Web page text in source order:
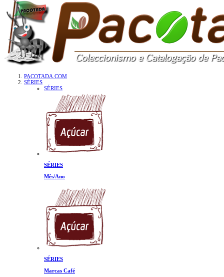
PACOTADA.COM
SÉRIES
SÉRIES
SÉRIES
Mês/Ano
SÉRIES
Marcas Café